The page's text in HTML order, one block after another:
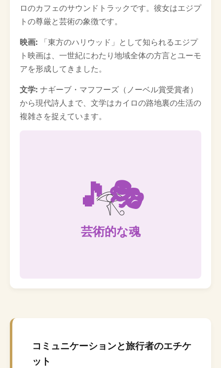
ロのカフェのサウンドトラックです。彼女はエジプ
トの尊厳と芸術の象徴です。
映画: 「東方のハリウッド」として知られるエジプ
ト映画は、一世紀にわたり地域全体の方言とユーモ
アを形成してきました。
文学: ナギーブ・マフフーズ（ノーベル賞受賞者）
から現代詩人まで、文学はカイロの路地裏の生活の
複雑さを捉えています。
🎵🎭
芸術的な魂
コミュニケーションと旅行者のエチケ
ット